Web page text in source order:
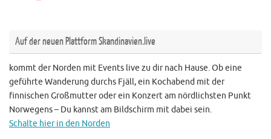
Auf der neuen Plattform Skandinavien.live
kommt der Norden mit Events live zu dir nach Hause. Ob eine
geführte Wanderung durchs Fjäll, ein Kochabend mit der
finnischen Großmutter oder ein Konzert am nördlichsten Punkt
Norwegens – Du kannst am Bildschirm mit dabei sein.
Schalte hier in den Norden